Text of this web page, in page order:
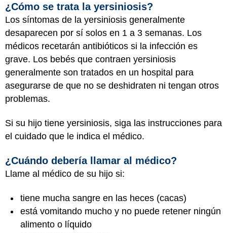
¿Cómo se trata la yersiniosis?
Los síntomas de la yersiniosis generalmente
desaparecen por sí solos en 1 a 3 semanas. Los
médicos recetarán antibióticos si la infección es
grave. Los bebés que contraen yersiniosis
generalmente son tratados en un hospital para
asegurarse de que no se deshidraten ni tengan otros
problemas.
Si su hijo tiene yersiniosis, siga las instrucciones para
el cuidado que le indica el médico.
¿Cuándo debería llamar al médico?
Llame al médico de su hijo si:
tiene mucha sangre en las heces (cacas)
está vomitando mucho y no puede retener ningún
alimento o líquido